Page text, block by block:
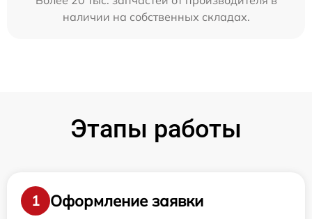
наличии на собственных складах.
Этапы работы
1
Оформление заявки